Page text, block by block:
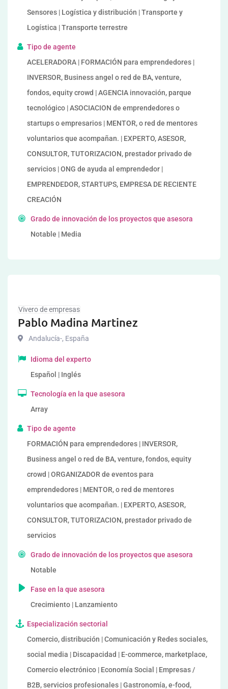
Sensores | Logística y distribución | Transporte y
Logística | Transporte terrestre
Tipo de agente
ACELERADORA | FORMACIÓN para emprendedores |
INVERSOR, Business angel o red de BA, venture,
fondos, equity crowd | AGENCIA innovación, parque
tecnológico | ASOCIACION de emprendedores o
startups o empresarios | MENTOR, o red de mentores
voluntarios que acompañan. | EXPERTO, ASESOR,
CONSULTOR, TUTORIZACION, prestador privado de
servicios | ONG de ayuda al emprendedor |
EMPRENDEDOR, STARTUPS, EMPRESA DE RECIENTE
CREACIÓN
Grado de innovación de los proyectos que asesora
Notable | Media
Vivero de empresas
Pablo Madina Martinez
Andalucía-, España
Idioma del experto
Español | Inglés
Tecnología en la que asesora
Array
Tipo de agente
FORMACIÓN para emprendedores | INVERSOR,
Business angel o red de BA, venture, fondos, equity
crowd | ORGANIZADOR de eventos para
emprendedores | MENTOR, o red de mentores
voluntarios que acompañan. | EXPERTO, ASESOR,
CONSULTOR, TUTORIZACION, prestador privado de
servicios
Grado de innovación de los proyectos que asesora
Notable
Fase en la que asesora
Crecimiento | Lanzamiento
Especialización sectorial
Comercio, distribución | Comunicación y Redes sociales,
social media | Discapacidad | E-commerce, marketplace,
Comercio electrónico | Economía Social | Empresas /
B2B, servicios profesionales | Gastronomía, e-food,